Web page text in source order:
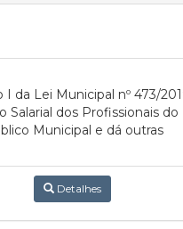
I da Lei Municipal nº 473/
Salarial dos Profissionais do
Municipal e dá outras
Detalhes